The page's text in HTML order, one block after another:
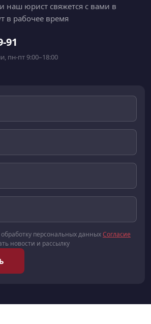
наш юрист свяжется с вами в
в рабочее время
91
пн-пт 9:00–18:00
персональных данныхСогласие
новости и рассылку